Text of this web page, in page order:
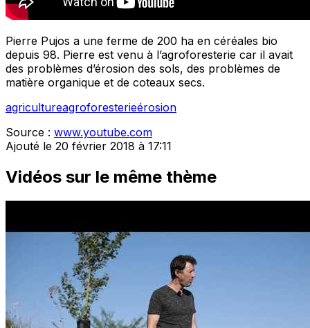
Pierre Pujos a une ferme de 200 ha en céréales bio
depuis 98. Pierre est venu à l’agroforesterie car il avait
des problèmes d’érosion des sols, des problèmes de
matière organique et de coteaux secs.
agricultureagroforesterieérosion
Source : www.youtube.com
Ajouté le 20 février 2018 à 17:11
Vidéos sur le même thème